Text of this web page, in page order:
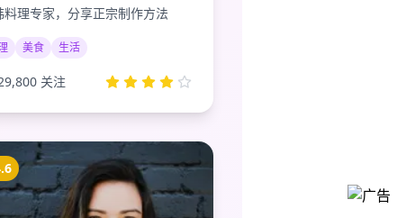
料理专家，分享正宗制作方法
美食 生活
关注